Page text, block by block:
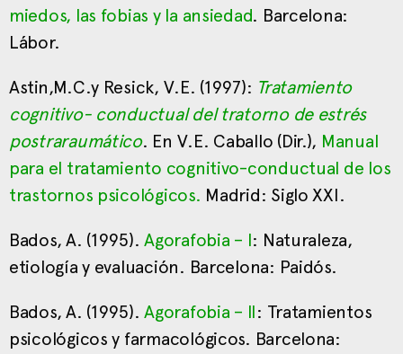
miedos, las fobias y la ansiedad. Barcelona:
Lábor.
Astin,M.C.y Resick, V.E. (1997): Tratamiento
cognitivo- conductual del tratorno de estrés
postraraumático. En V.E. Caballo (Dir.), Manual
para el tratamiento cognitivo-conductual de los
trastornos psicológicos. Madrid: Siglo XXI.
Bados, A. (1995).Agorafobia – I: Naturaleza,
etiología y evaluación. Barcelona: Paidós.
Bados, A. (1995).Agorafobia – II: Tratamientos
psicológicos y farmacológicos. Barcelona: